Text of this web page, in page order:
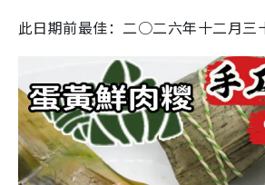
此日期前最佳：二○二六年十二月三